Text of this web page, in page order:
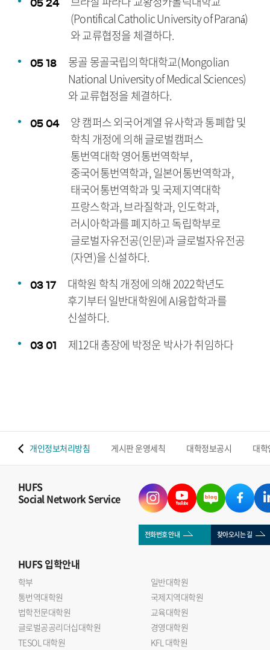
05 24
(Pontifical Catholic University of Paraná)
와 교류협정을 체결하다.
05 18
몽골 몽골국립의학대학교(Mongolian
National University of Medical Sciences)
와 교류협정을 체결하다.
05 04
양 캠퍼스 외국어계열 유사학과 통폐합 및
학칙 개정에 의해 글로벌캠퍼스
통번역대학 영어통번역학부,
중국어통번역학과, 일본어통번역학과,
태국어통번역학과 및 국제지역대학
프랑스학과, 브라질학과, 인도학과,
러시아학과를 폐지하고 독립학부로
글로벌자유전공(인문)과 글로벌자유전공
(자연)을 신설하다.
03 17
대학원 학칙 개정에 의해 2022학년도
후기부터 일반대학원에 AI융합학과를
신설하다.
03 01 제12대 총장에 박정운 박사가 취임하다
개인정보처리방침 게시판 운영세칙 대학정보공시 대
HUFS
Social Network Service
전화번호 안내 찾아오시는 길
HUFS입학안내
학부
일반대학원
통번역대학원
국제지역대학원
법학전문대학원
교육대학원
글로벌공공리더십대학원
경영대학원
TESOL 대학원
KFL 대학원